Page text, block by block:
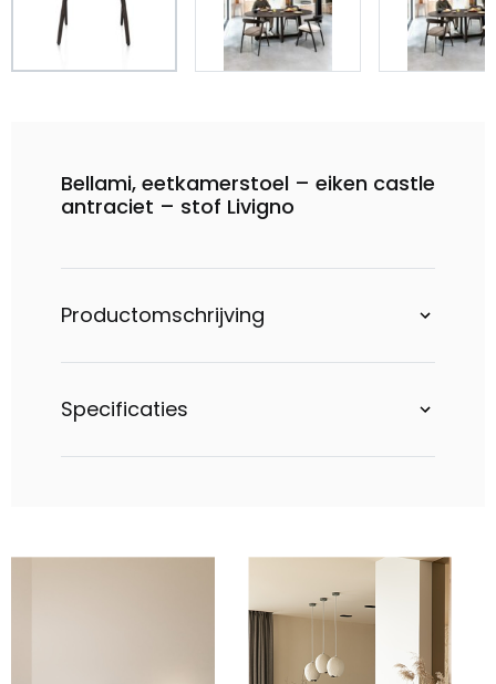
Bellami, eetkamerstoel – eiken castle
antraciet – stof Livigno
Productomschrijving
Specificaties